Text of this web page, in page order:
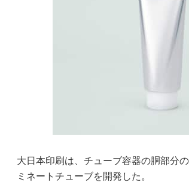
大日本印刷は、チューブ容器の胴部分
ミネートチューブを開発した。